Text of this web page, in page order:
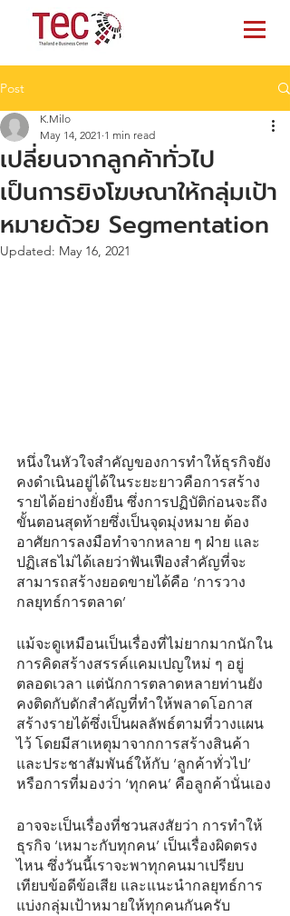
Post
เปลี่ยนจากลูกค้าทั่วไป
เป็นการยิงโฆษณาให้กลุ่มเป้า
หมายด้วย Segmentation
K.Milo
May 14, 2021 1 min read
Updated: May 16, 2021
หนึ่งในหัวใจสำคัญของการทำให้ธุรกิจยัง
คงดำเนินอยู่ได้ในระยะยาวคือการสร้าง
รายได้อย่างยั่งยืน ซึ่งการปฏิบัติก่อนจะถึง
ขั้นตอนสุดท้ายซึ่งเป็นจุดมุ่งหมาย ต้อง
อาศัยการลงมือทำจากหลาย ๆ ฝ่าย และ
ปฏิเสธไม่ได้เลยว่าฟันเฟืองสำคัญที่จะ
สามารถสร้างยอดขายได้คือ ‘การวาง
กลยุทธ์การตลาด’
แม้จะดูเหมือนเป็นเรื่องที่ไม่ยากมากนักใน
การคิดสร้างสรรค์แคมเปญใหม่ ๆ อยู่
ตลอดเวลา แต่นักการตลาดหลายท่านยัง
คงติดกับดักสำคัญที่ทำให้พลาดโอกาส
สร้างรายได้ซึ่งเป็นผลลัพธ์ตามที่วางแผน
ไว้ โดยมีสาเหตุมาจากการสร้างสินค้า
และประชาสัมพันธ์ให้กับ ‘ลูกค้าทั่วไป’
หรือการที่มองว่า ‘ทุกคน’ คือลูกค้านั่นเอง
อาจจะเป็นเรื่องที่ชวนสงสัยว่า การทำให้
ธุรกิจ ‘เหมาะกับทุกคน’ เป็นเรื่องผิดตรง
ไหน ซึ่งวันนี้เราจะพาทุกคนมาเปรียบ
เทียบข้อดีข้อเสีย และแนะนำกลยุทธ์การ
แบ่งกลุ่มเป้าหมายให้ทุกคนกันครับ